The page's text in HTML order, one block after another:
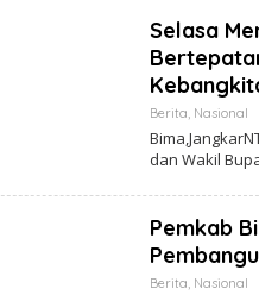
Selasa
Berita, Nasional
dan Wakil
Pemkab
Berita, Nasional